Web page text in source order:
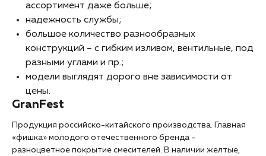
ассортимент даже больше;
надежность службы;
большое количество разнообразных
конструкций – с гибким изливом, вентильные, под
разными углами и пр.;
модели выглядят дорого вне зависимости от
цены.
GranFest
Продукция российско-китайского производства. Главная
«фишка» молодого отечественного бренда –
разноцветное покрытие смесителей. В наличии желтые,